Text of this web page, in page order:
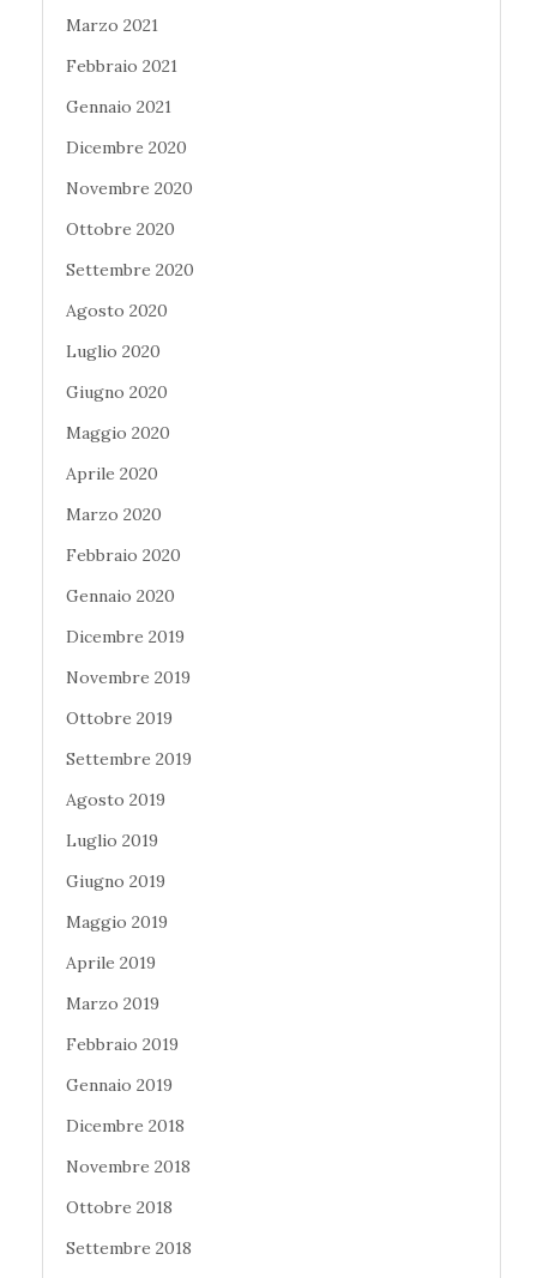
Marzo 2021
Febbraio 2021
Gennaio 2021
Dicembre 2020
Novembre 2020
Ottobre 2020
Settembre 2020
Agosto 2020
Luglio 2020
Giugno 2020
Maggio 2020
Aprile 2020
Marzo 2020
Febbraio 2020
Gennaio 2020
Dicembre 2019
Novembre 2019
Ottobre 2019
Settembre 2019
Agosto 2019
Luglio 2019
Giugno 2019
Maggio 2019
Aprile 2019
Marzo 2019
Febbraio 2019
Gennaio 2019
Dicembre 2018
Novembre 2018
Ottobre 2018
Settembre 2018